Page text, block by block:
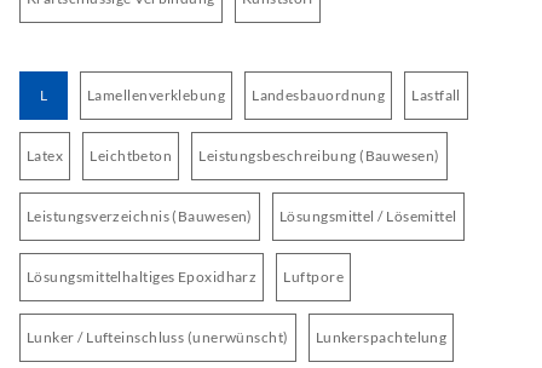
L Lamellenverklebung Landesbauordnung Lastfall
Latex Leichtbeton Leistungsbeschreibung (Bauwesen)
Leistungsverzeichnis (Bauwesen) Lösungsmittel / Lösemittel
Lösungsmittelhaltiges Epoxidharz Luftpore
Lunker / Lufteinschluss (unerwünscht) Lunkerspachtelung